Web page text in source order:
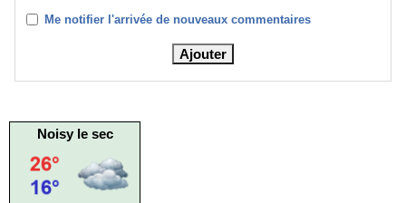
Me notifier l'arrivée de nouveaux commentaires
Noisy le sec